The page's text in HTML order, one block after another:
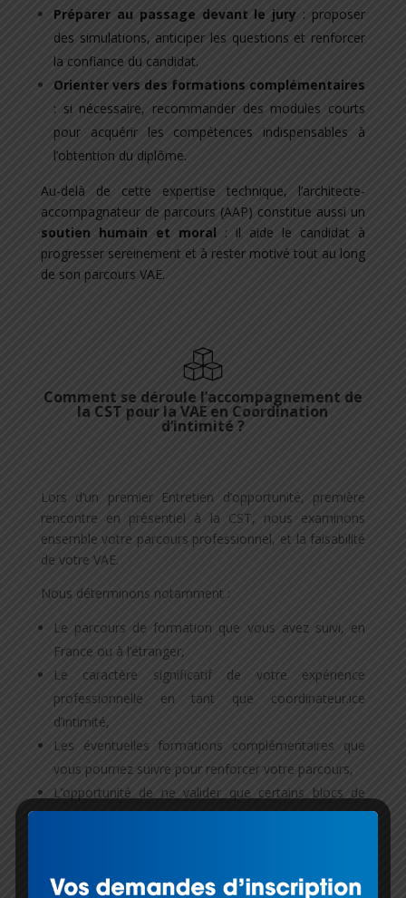
Préparer au passage devant le jury : proposer
des simulations, anticiper les questions et renforcer
la confiance du candidat.
Orienter vers des formations complémentaires
: si nécessaire, recommander des modules courts
pour acquérir les compétences indispensables à
l’obtention du diplôme.
Au-delà de cette expertise technique, l’architecte-
accompagnateur de parcours (AAP) constitue aussi un
soutien humain et moral : il aide le candidat à
progresser sereinement et à rester motivé tout au long
de son parcours VAE.
Comment se déroule l’accompagnement de
la CST pour la VAE en Coordination
d’intimité ?
Lors d’un premier Entretien d’opportunité, première
rencontre en présentiel à la CST, nous examinons
ensemble votre parcours professionnel, et la faisabilité
de votre VAE.
Nous déterminons notamment :
Le parcours de formation que vous avez suivi, en
France ou à l’étranger,
Le caractère significatif de votre expérience
professionnelle en tant que coordinateur.ice
d’intimité,
Les éventuelles formations complémentaires que
vous pourriez suivre pour renforcer votre parcours,
L’opportunité de ne valider que certains blocs de
compétences.
Pour la coordination d’intimité, le certificateur est la